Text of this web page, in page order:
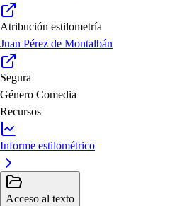
Atribución estilometría
Juan Pérez de Montalbán
Segura
Género Comedia
Recursos
Informe estilométrico
Acceso al texto